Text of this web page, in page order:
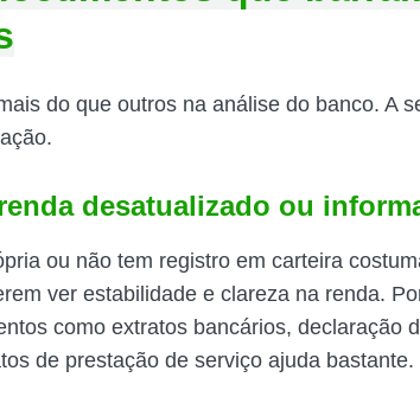
do que outros na análise do banco. A
desatualizado ou
ou não tem registro em carteira
ver estabilidade e clareza na renda.
como extratos bancários, declaração
de prestação de serviço ajuda bastante.